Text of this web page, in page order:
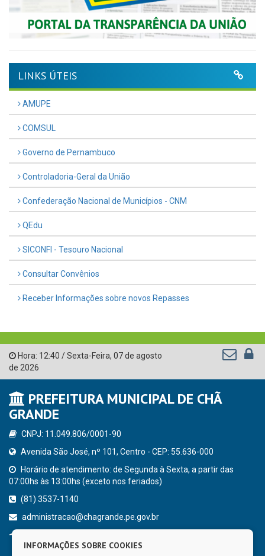
LINKS ÚTEIS
AMUPE
COMSUL
Governo de Pernambuco
Controladoria-Geral da União
Confederação Nacional de Municípios - CNM
QEdu
SICONFI - Tesouro Nacional
Consultar Convênios
Receber Informações sobre novos Repasses
Hora: 12:40 /Sexta-Feira, 07 de agosto
de 2026
PREFEITURA MUNICIPAL DE CHÃ
GRANDE
CNPJ: 11.049.806/0001-90
Avenida São José, nº 101, Centro - CEP: 55.636-000
Horário de atendimento: de Segunda à Sexta, a partir das
07:00hs às 13:00hs (exceto nos feriados)
(81) 3537-1140
administracao@chagrande.pe.gov.br
INFORMAÇÕES SOBRE COOKIES